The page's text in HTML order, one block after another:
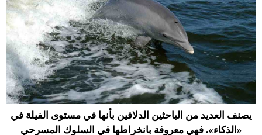
يصنف العديد من الباحثين الدلافين بأنها في مستوى الفيلة في
«الذكاء». فهي معروفة بانخراطها في السلوك المسرحي